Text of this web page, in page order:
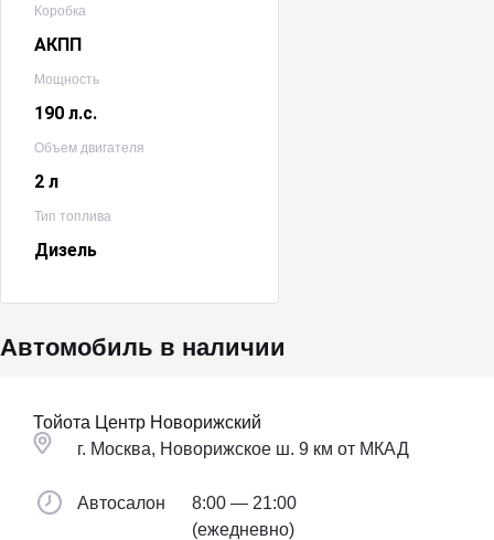
Коробка
АКПП
Мощность
190 л.с.
Объем двигателя
2 л
Тип топлива
Дизель
Автомобиль в наличии
Тойота Центр Новорижский
г. Москва, Новорижское ш. 9 км от МКАД
Автосалон
8:00 — 21:00
(ежедневно)